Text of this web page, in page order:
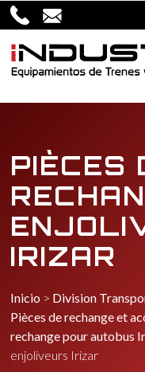
Passer
au
contenu
PIÈCES
IRIZAR
Inicio > Division
Pièces de rechange et
rechange pour autobus
enjoliveurs Irizar